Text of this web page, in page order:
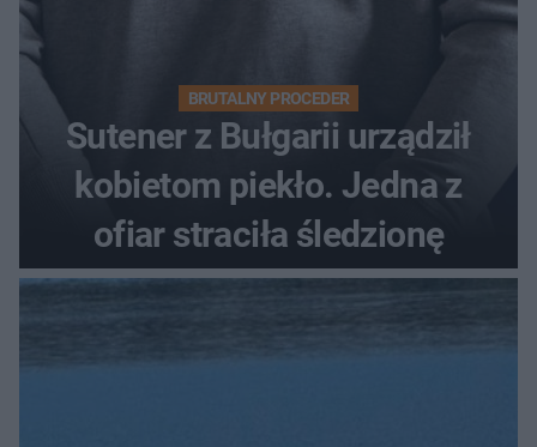
BRUTALNY PROCEDER
Sutener z Bułgarii urządził
kobietom piekło. Jedna z
ofiar straciła śledzionę